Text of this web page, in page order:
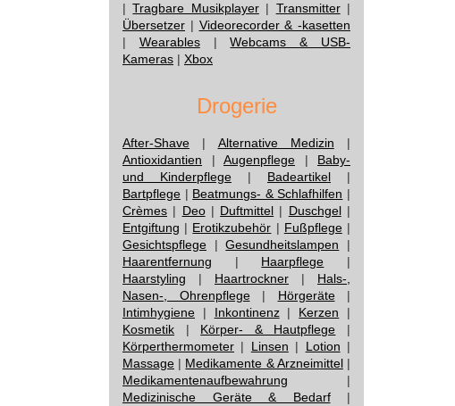
|Tragbare Musikplayer| Transmitter|
Übersetzer | Videorecorder & -kasetten
| Wearables|Webcams & USB-
Kameras | Xbox
Drogerie
After-Shave | Alternative Medizin |
Antioxidantien | Augenpflege | Baby-
und Kinderpflege | Badeartikel |
Bartpflege | Beatmungs- & Schlafhilfen |
Crèmes | Deo| Duftmittel | Duschgel|
Entgiftung | Erotikzubehör | Fußpflege|
Gesichtspflege |Gesundheitslampen |
Haarentfernung | Haarpflege |
Haarstyling | Haartrockner | Hals-,
Nasen-, Ohrenpflege| Hörgeräte|
Intimhygiene | Inkontinenz| Kerzen |
Kosmetik | Körper- & Hautpflege |
Körperthermometer | Linsen | Lotion |
Massage | Medikamente & Arzneimittel|
Medikamentenaufbewahrung |
Medizinische Geräte & Bedarf|